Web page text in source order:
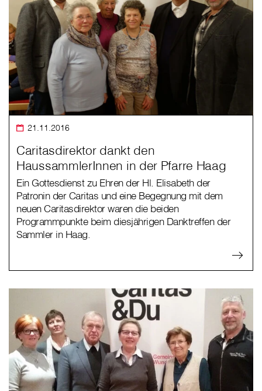
21.11.2016
Caritasdirektor dankt den
HaussammlerInnen in der Pfarre Haag
Ein Gottesdienst zu Ehren der Hl. Elisabeth der
Patronin der Caritas und eine Begegnung mit dem
neuen Caritasdirektor waren die beiden
Programmpunkte beim diesjährigen Danktreffen der
Sammler in Haag.